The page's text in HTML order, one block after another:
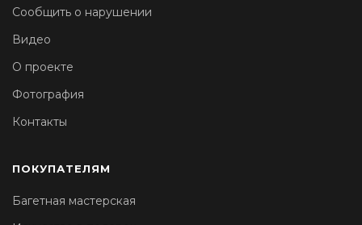
Сообщить о нарушении
Видео
О проекте
Фотография
Контакты
ПОКУПАТЕЛЯМ
Багетная мастерская